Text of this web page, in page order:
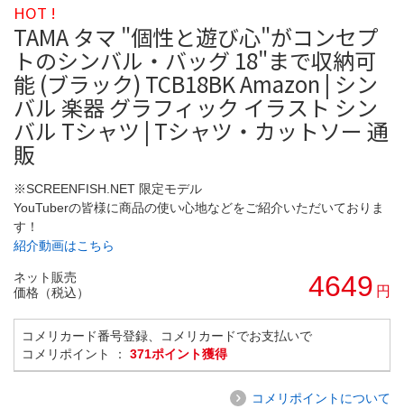
HOT !
TAMA タマ "個性と遊び心"がコンセプ
トのシンバル・バッグ 18"まで収納可
能 (ブラック) TCB18BK Amazon | シン
バル 楽器 グラフィック イラスト シン
バル Tシャツ | Tシャツ・カットソー 通
販
※SCREENFISH.NET 限定モデル
YouTuberの皆様に商品の使い心地などをご紹介いただいておりま
す！
紹介動画はこちら
ネット販売
価格（税込）
4649 円
コメリカード番号登録、コメリカードでお支払いで
コメリポイント ： 371ポイント獲得
コメリポイントについて